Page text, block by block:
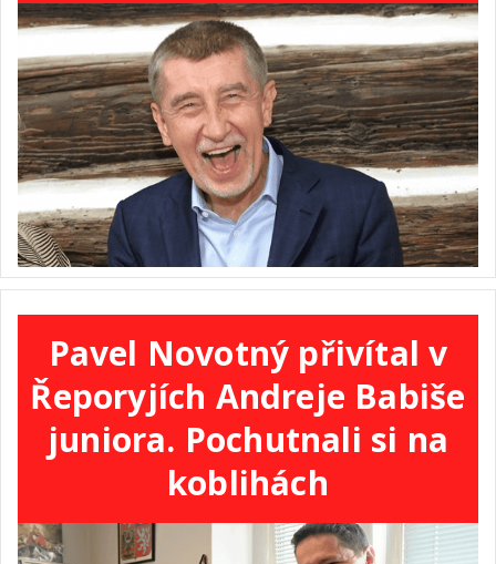
Pavel Novotný přivítal v
Řeporyjích Andreje Babiše
juniora. Pochutnali si na
koblihách